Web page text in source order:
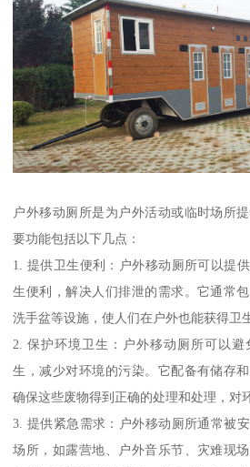
户外移动厕所是为户外活动或临时场所
要功能包括以下几点：
1. 提供卫生便利：户外移动厕所可以提
生便利，解决人们排泄的需求。它通常
洗手盆等设施，使人们在户外也能获得卫
2. 保护环境卫生：户外移动厕所可以
生，减少对环境的污染。它配备有储存
确保这些废物得到正确的处理和处理，对
3. 提供紧急需求：户外移动厕所通常被
场所，如露营地、户外音乐节、灾难现